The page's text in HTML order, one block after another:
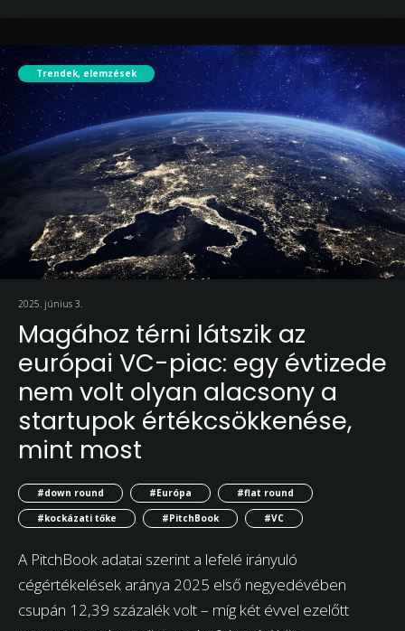
Trendek, elemzések
2025. június 3.
Magához térni látszik az
európai VC-piac: egy évtizede
nem volt olyan alacsony a
startupok értékcsökkenése,
mint most
#down round #Európa
#flat round
#kockázati tőke
#PitchBook #VC
A PitchBook adatai szerint a lefelé irányuló
cégértékelések aránya 2025 első negyedévében
csupán 12,39 százalék volt – míg két évvel ezelőtt